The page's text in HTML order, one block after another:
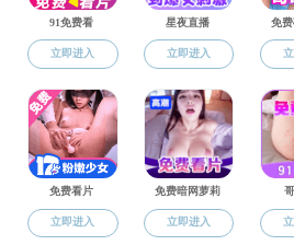
H动画>H动画 新闻
H动画概况
院系设置
杰出校友